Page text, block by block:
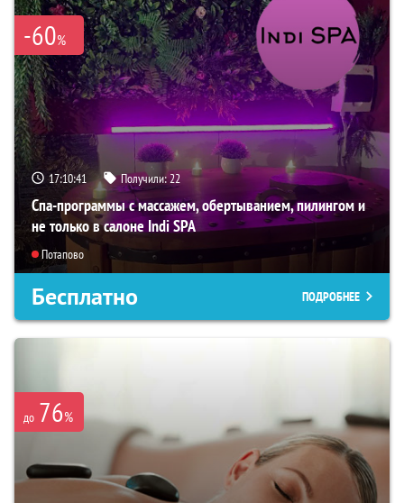
-60%
17:10:40 Получили:22
Спа-программы с массажем, обертыванием, пилингом и
не только в салоне Indi SPA
Потапово
Бесплатно ПОДРОБНЕЕ
до 76%